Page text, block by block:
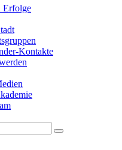
Erfolge
Kontakte